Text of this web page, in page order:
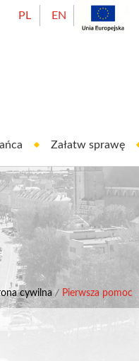
PL EN
Załatw sprawę
cywilna / Pierwsza pomoc